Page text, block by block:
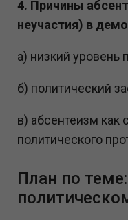
4. Причины
неучастия) в
а) низкий уровень
б) политический
в) абсентеизм
политического
План по